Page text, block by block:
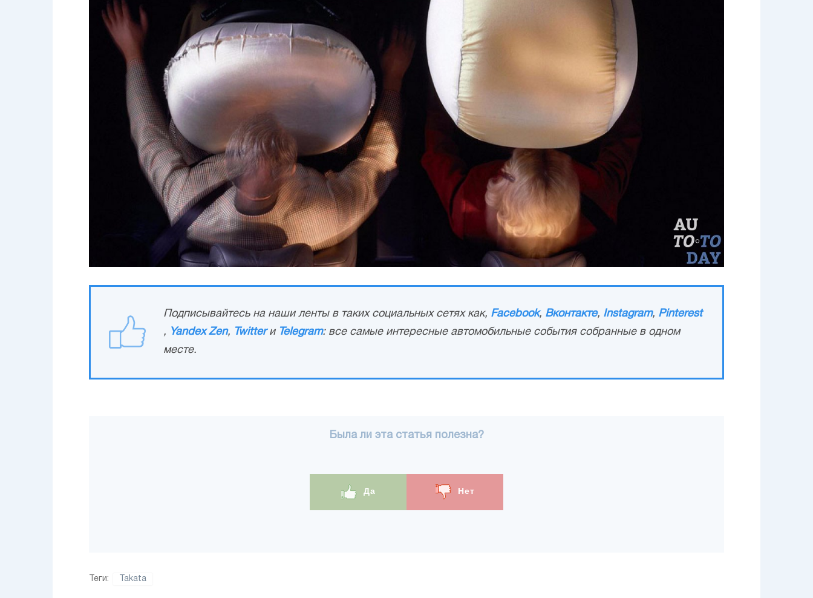
Подписывайтесь на наши ленты в таких социальных сетях как, Facebook, Вконтакте, Instagram, Pinterest
, Yandex Zen, Twitterи Telegram: все самые интересные автомобильные события собранные в одном
месте.
Была ли эта статья полезна?
Да Нет
Теги: Takata